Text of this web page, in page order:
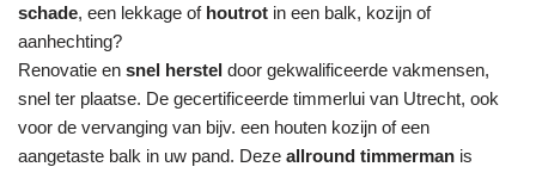
schade, een lekkage of houtrot in een balk, kozijn of
aanhechting?
Renovatie en snel herstel door gekwalificeerde vakmensen,
snel ter plaatse. De gecertificeerde timmerlui van Utrecht, ook
voor de vervanging van bijv. een houten kozijn of een
aangetaste balk in uw pand. Deze allround timmerman is